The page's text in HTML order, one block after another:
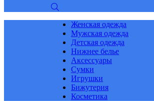
Женская одежда
Мужская одежда
Детская одежда
Нижнее белье
Аксессуары
Сумки
Игрушки
Бижутерия
Косметика